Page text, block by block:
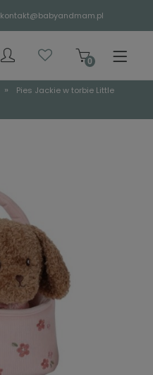
kontakt@babyandmam.pl
»
Pies Jackie w torbie Little